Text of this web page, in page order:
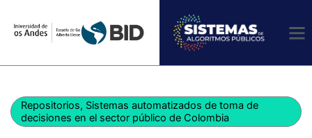
Repositorios, Sistemas automatizados de toma de
decisiones en el sector público de Colombia